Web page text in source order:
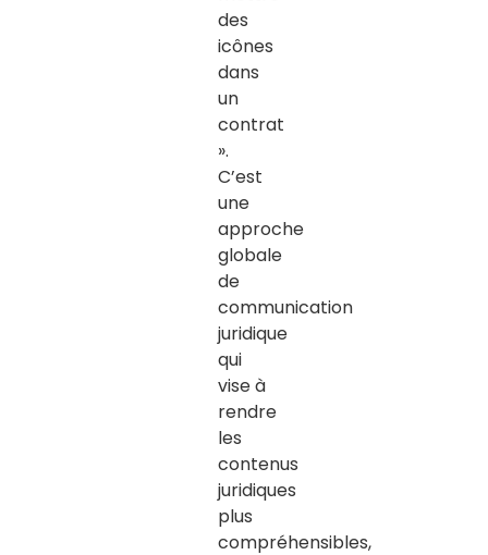
des
icônes
dans
un
contrat
».
C’est
une
approche
globale
de
communication
juridique
qui
vise à
rendre
les
contenus
juridiques
plus
compréhensibles,